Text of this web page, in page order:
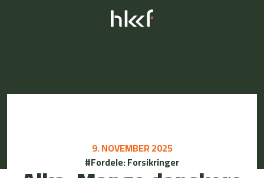
9. NOVEMBER 2025
#Fordele: Forsikringer